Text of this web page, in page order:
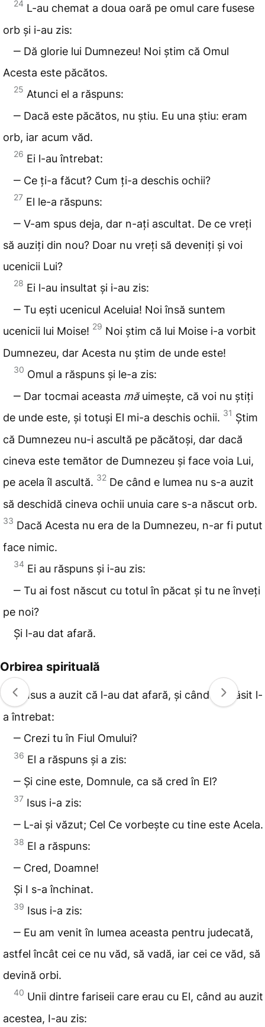
24 L-au chemat a doua oară pe omul care fusese
orb și i-au zis:
‒ Dă glorie lui Dumnezeu! Noi știm că Omul
Acesta este păcătos.
25 Atunci el a răspuns:
‒ Dacă este păcătos, nu știu. Eu una știu: eram
orb, iar acum văd.
26 Ei l-au întrebat:
‒ Ce ți-a făcut? Cum ți-a deschis ochii?
27 El le-a răspuns:
‒ V-am spus deja, dar n-ați ascultat. De ce vreți
să auziți din nou? Doar nu vreți să deveniți și voi
ucenicii Lui?
28 Ei l-au insultat și i-au zis:
‒ Tu ești ucenicul Aceluia! Noi însă suntem
ucenicii lui Moise! 29 Noi știm că lui Moise i-a vorbit
Dumnezeu, dar Acesta nu știm de unde este!
30 Omul a răspuns și le-a zis:
‒ Dar tocmai aceasta măuimește, că voi nu știți
de unde este, și totuși El mi-a deschis ochii. 31 Știm
că Dumnezeu nu-i ascultă pe păcătoși, dar dacă
cineva este temător de Dumnezeu și face voia Lui,
pe acela îl ascultă. 32 De când e lumea nu s-a auzit
să deschidă cineva ochii unuia care s-a născut orb.
33 Dacă Acesta nu era de la Dumnezeu, n-ar fi putut
face nimic.
34 Ei au răspuns și i-au zis:
‒ Tu ai fost născut cu totul în păcat și tu ne înveți
pe noi?
Și l-au dat afară.
Orbirea spirituală
35
Isus a auzit că l-au dat afară, și când l-a găsit l-
a întrebat:
‒ Crezi tu în Fiul Omului?
36 El a răspuns și a zis:
‒ Și cine este, Domnule, ca să cred în El?
37 Isus i-a zis:
‒ L-ai și văzut; Cel Ce vorbește cu tine este Acela.
38 El a răspuns:
‒ Cred, Doamne!
Și I s-a închinat.
39 Isus i-a zis:
‒ Eu am venit în lumea aceasta pentru judecată,
astfel încât cei ce nu văd, să vadă, iar cei ce văd, să
devină orbi.
40 Unii dintre fariseii care erau cu El, când au auzit
acestea, I-au zis: